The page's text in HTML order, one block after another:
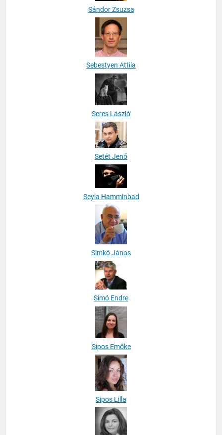
Sándor Zsuzsa
Sebestyen Attila
Seres László
Setét Jenő
Seyla Hamminbad
Simkó János
Simó Endre
Sipos Emőke
Sipos Lilla